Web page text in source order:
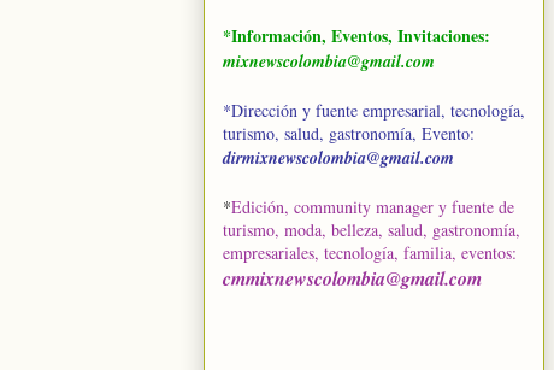
*Información, Eventos, Invitaciones:
mixnewscolombia@gmail.com
*Dirección y fuente empresarial, tecnología,
turismo, salud, gastronomía, Evento:
dirmixnewscolombia@gmail.com
*Edición, community manager y fuente de
turismo, moda, belleza, salud, gastronomía,
empresariales, tecnología, familia, eventos:
cmmixnewscolombia@gmail.com